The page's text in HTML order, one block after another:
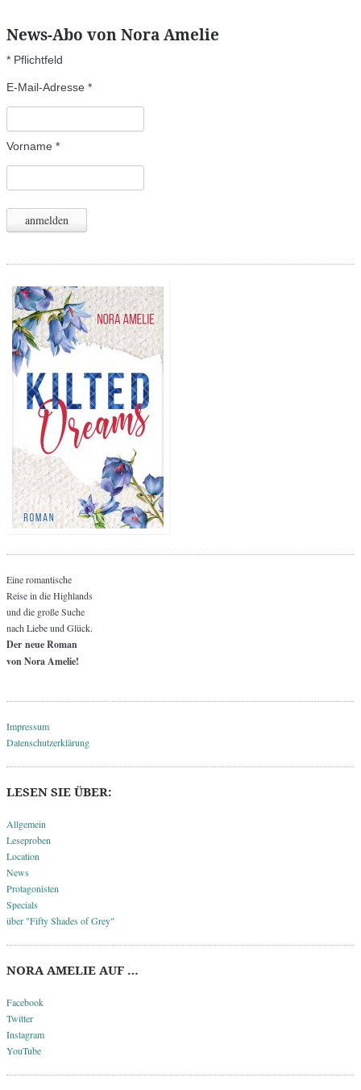
News-Abo von Nora Amelie
* Pflichtfeld
E-Mail-Adresse *
Vorname *
Eine romantische
Reise in die Highlands
und die große Suche
nach Liebe und Glück.
Der neue Roman
von Nora Amelie!
Impressum
Datenschutzerklärung
LESEN SIE ÜBER:
Allgemein
Leseproben
Location
News
Protagonisten
Specials
über "Fifty Shades of Grey"
NORA AMELIE AUF …
Facebook
Twitter
Instagram
YouTube